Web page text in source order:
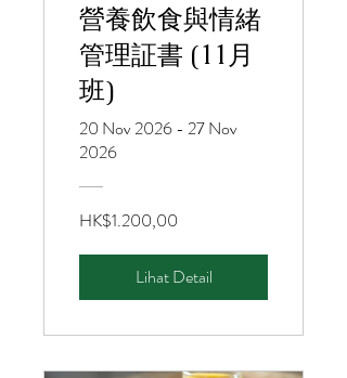
營養飲食與情緒
管理証書 (11月
班)
20 Nov 2026 - 27 Nov
2026
HK$1.200,00
Lihat Detail